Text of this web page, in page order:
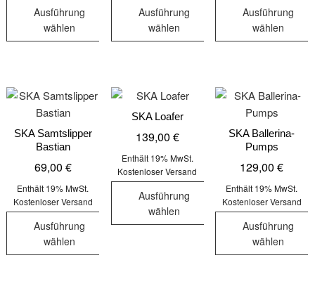
Produktseite
gewählt
gewählt
werden
gewählt
Ausführung
wählen
mehrere
Varianten
auf.
Die
Optionen
können
auf
Produktseite
gewählt
Ausführung
wählen
mehrere
Varianten
auf.
Optionen
können
auf
der
Ausführung
wählen
mehrere
Varianten
auf.
Die
Optionen
können
auf
gewählt
SKA Samtslipper
Bastian
69,00 €
Enthält 19% MwSt.
Kostenloser Versand
Ausführung
wählen
SKA Loafer
139,00 €
Enthält 19% MwSt.
Kostenloser Versand
Ausführung
wählen
SKA Ballerina-
Pumps
129,00€
Enthält 19% MwSt.
Kostenloser Versand
Ausführung
wählen